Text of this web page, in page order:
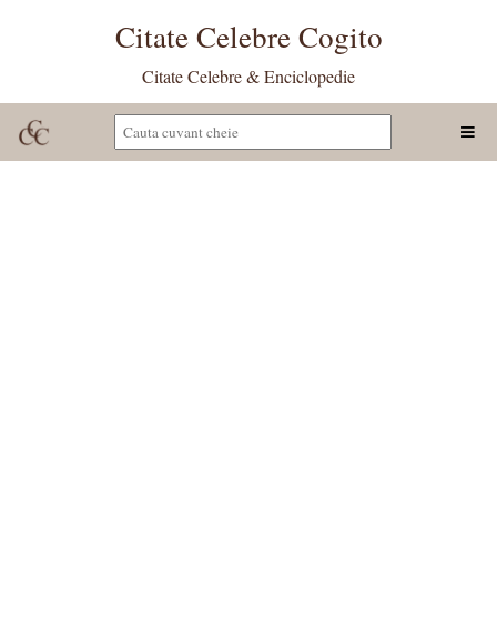
Citate Celebre Cogito
Citate Celebre & Enciclopedie